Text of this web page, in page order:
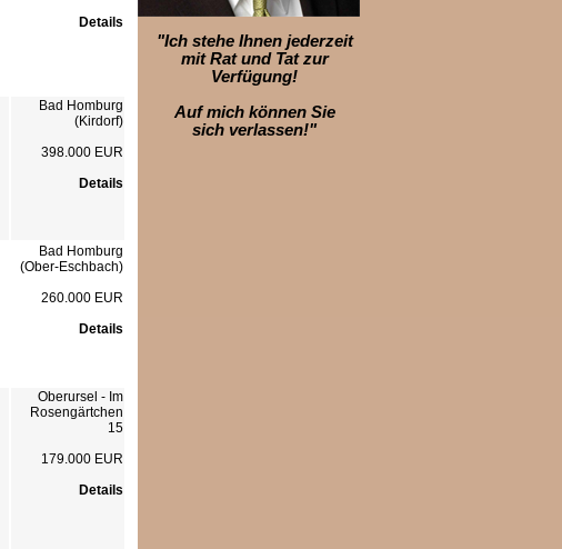
Details
Bad Homburg
(Kirdorf)
398.000 EUR
Details
Bad Homburg
(Ober-Eschbach)
260.000 EUR
Details
Oberursel - Im
Rosengärtchen
15
179.000 EUR
Details
"Ich stehe Ihnen jederzeit
mit Rat und Tat zur
Verfügung!
Auf mich können Sie
sich verlassen!"